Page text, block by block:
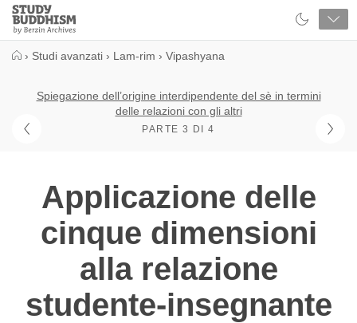
Close
Study
Buddhism
› Studi avanzati › Lam-rim › Vipashyana
Spiegazione dell’origine interdipendente del sè in termini
delle relazioni con gli altri
PARTE 3 DI 4
Applicazione delle
cinque dimensioni
alla relazione
studente-insegnante